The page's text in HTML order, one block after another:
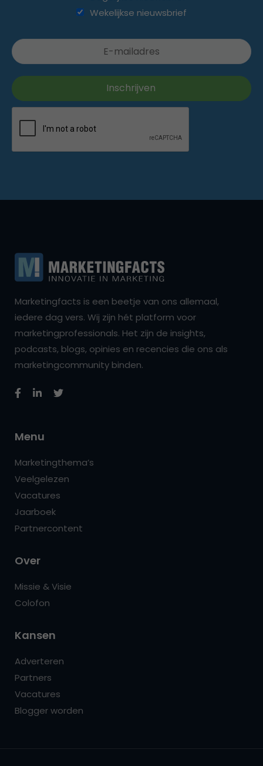
Wekelijkse nieuwsbrief
Marketingfacts is een beetje van ons allemaal,
iedere dag vers. Wij zijn hét platform voor
marketingprofessionals. Het zijn de insights,
podcasts, blogs, opinies en recencies die ons als
marketingcommunity binden.
Menu
Marketingthema’s
Veelgelezen
Vacatures
Jaarboek
Partnercontent
Over
Missie & Visie
Colofon
Kansen
Adverteren
Partners
Vacatures
Blogger worden